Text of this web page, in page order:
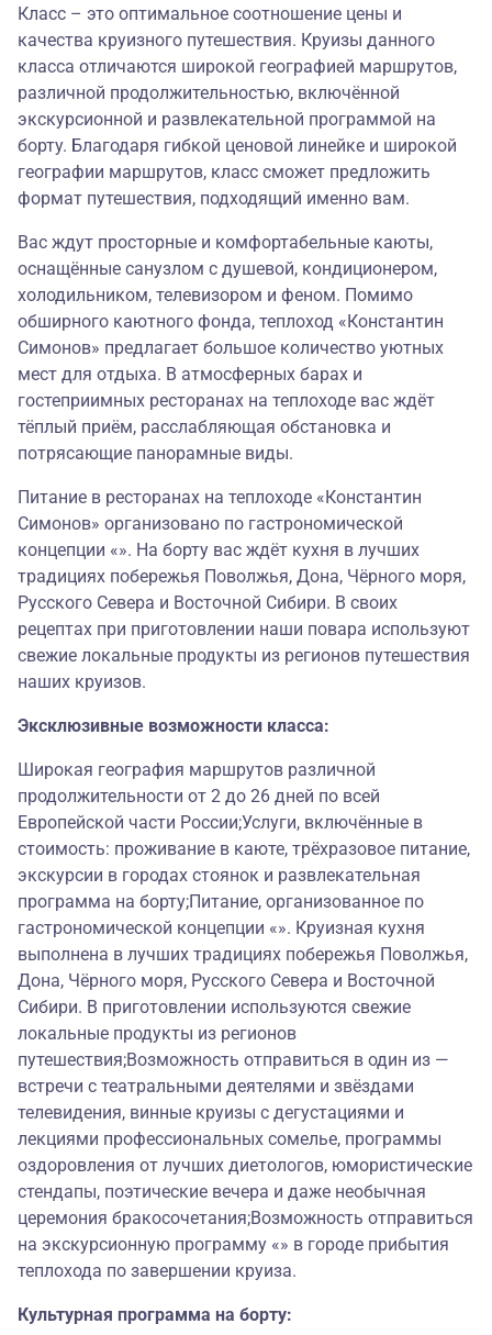
Класс – это оптимальное соотношение цены и
качества круизного путешествия. Круизы данного
класса отличаются широкой географией маршрутов,
различной продолжительностью, включённой
экскурсионной и развлекательной программой на
борту. Благодаря гибкой ценовой линейке и широкой
географии маршрутов, класс сможет предложить
формат путешествия, подходящий именно вам.
Вас ждут просторные и комфортабельные каюты,
оснащённые санузлом с душевой, кондиционером,
холодильником, телевизором и феном. Помимо
обширного каютного фонда, теплоход «Константин
Симонов» предлагает большое количество уютных
мест для отдыха. В атмосферных барах и
гостеприимных ресторанах на теплоходе вас ждёт
тёплый приём, расслабляющая обстановка и
потрясающие панорамные виды.
Питание в ресторанах на теплоходе «Константин
Симонов» организовано по гастрономической
концепции «». На борту вас ждёт кухня в лучших
традициях побережья Поволжья, Дона, Чёрного моря,
Русского Севера и Восточной Сибири. В своих
рецептах при приготовлении наши повара используют
свежие локальные продукты из регионов путешествия
наших круизов.
Эксклюзивные возможности класса:
Широкая география маршрутов различной
продолжительности от 2 до 26 дней по всей
Европейской части России;Услуги, включённые в
стоимость: проживание в каюте, трёхразовое питание,
экскурсии в городах стоянок и развлекательная
программа на борту;Питание, организованное по
гастрономической концепции «». Круизная кухня
выполнена в лучших традициях побережья Поволжья,
Дона, Чёрного моря, Русского Севера и Восточной
Сибири. В приготовлении используются свежие
локальные продукты из регионов
путешествия;Возможность отправиться в один из —
встречи с театральными деятелями и звёздами
телевидения, винные круизы с дегустациями и
лекциями профессиональных сомелье, программы
оздоровления от лучших диетологов, юмористические
стендапы, поэтические вечера и даже необычная
церемония бракосочетания;Возможность отправиться
на экскурсионную программу «» в городе прибытия
теплохода по завершении круиза.
Культурная программа на борту: